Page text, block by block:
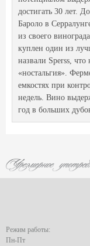
достигать 30 лет.
Бароло в
из своего
куплен один из
назвали Sperss, что
«ностальгия».
емкостях при
недель. Вино
год в больших
Режим работы:
Пн-Пт